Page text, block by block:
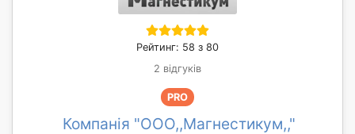
Рейтинг: 58 з 80
2 відгуків
PRO
Компанія "ООО,,Магнестикум,,"